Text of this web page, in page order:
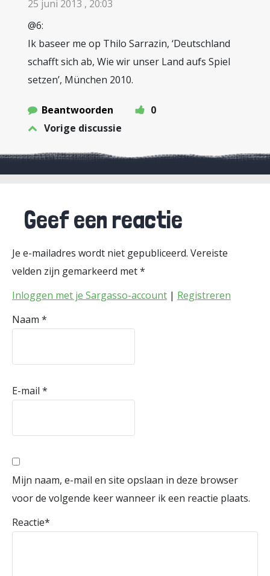
25 juni 2013 , 20:03
@6:
Ik baseer me op Thilo Sarrazin, ‘Deutschland
schafft sich ab, Wie wir unser Land aufs Spiel
setzen’, München 2010.
Beantwoorden
0
Vorige discussie
Geef een reactie
Je e-mailadres wordt niet gepubliceerd. Vereiste
velden zijn gemarkeerd met*
Inloggen met je Sargasso-account | Registreren
Naam *
E-mail *
Mijn naam, e-mail en site opslaan in deze browser
voor de volgende keer wanneer ik een reactie plaats.
Reactie*